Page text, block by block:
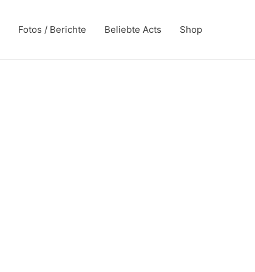
Fotos / Berichte Beliebte Acts Shop